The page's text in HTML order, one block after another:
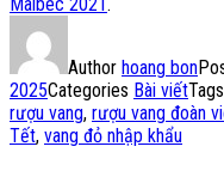
Malbec 2021.
Author hoang bon
2025Categories Bài viếtTags
rượu vang, rượu vang đoàn
Tết, vang đỏ nhập khẩu